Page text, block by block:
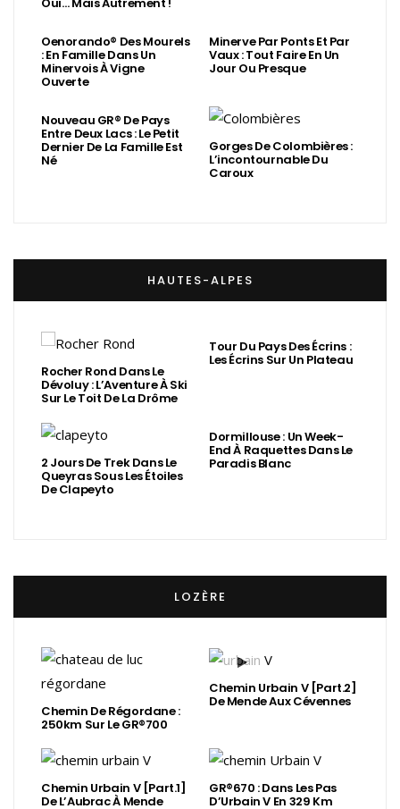
Oenorando® Des Mourels
: En Famille Dans Un
Minervois À Vigne
Ouverte
Minerve Par Ponts Et Par
Vaux : Tout Faire En Un
Jour Ou Presque
Nouveau GR® De Pays
Entre Deux Lacs : Le Petit
Dernier De La Famille Est
Né
Gorges De Colombières :
L’incontournable Du
Caroux
HAUTES-ALPES
Rocher Rond Dans Le
Dévoluy : L’Aventure À Ski
Sur Le Toit De La Drôme
Tour Du Pays Des Écrins :
Les Écrins Sur Un Plateau
2 Jours De Trek Dans Le
Queyras Sous Les Étoiles
De Clapeyto
Dormillouse : Un Week-
End À Raquettes Dans Le
Paradis Blanc
LOZÈRE
Chemin De Régordane :
250km Sur Le GR®700
Chemin Urbain V [Part.2]
De Mende Aux Cévennes
Chemin Urbain V [Part.1]
De L’Aubrac À Mende
GR®670 : Dans Les Pas
D’Urbain V En 329 Km